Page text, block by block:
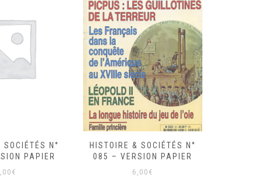
N°
PAPIER
€
HISTOIRE & SOCIÉTÉS N°
081 – VERSION PAPIER
6,00 €